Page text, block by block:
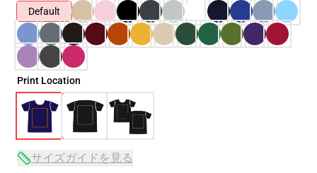
Default
Print Location
サイズガイドを見る